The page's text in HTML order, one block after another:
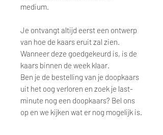
medium.
Je ontvangt altijd eerst een ontwerp
van hoe de kaars eruit zal zien.
Wanneer deze goedgekeurd is, is de
kaars binnen de week klaar.
Ben je de bestelling van je doopkaars
uit het oog verloren en zoek je last-
minute nog een doopkaars? Bel ons
op en we kijken wat er nog mogelijk is.